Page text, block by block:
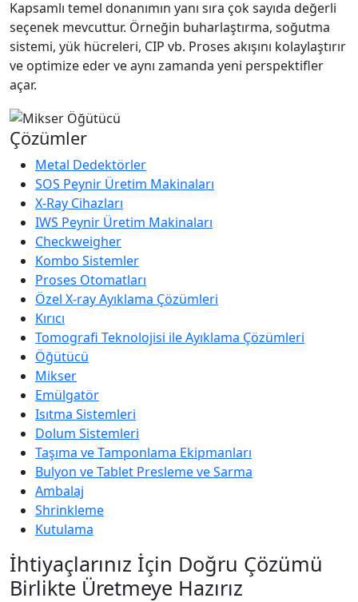
Kapsamlı temel donanımın yanı sıra çok sayıda değerli
seçenek mevcuttur. Örneğin buharlaştırma, soğutma
sistemi, yük hücreleri, CIP vb. Proses akışını kolaylaştırır
ve optimize eder ve aynı zamanda yeni perspektifler
açar.
Çözümler
Metal Dedektörler
SOS Peynir Üretim Makinaları
X-Ray Cihazları
IWS Peynir Üretim Makinaları
Checkweigher
Kombo Sistemler
Proses Otomatları
Özel X-ray Ayıklama Çözümleri
Kırıcı
Tomografi Teknolojisi ile Ayıklama Çözümleri
Öğütücü
Mikser
Emülgatör
Isıtma Sistemleri
Dolum Sistemleri
Taşıma ve Tamponlama Ekipmanları
Bulyon ve Tablet Presleme ve Sarma
Ambalaj
Shrinkleme
Kutulama
İhtiyaçlarınız İçin Doğru Çözümü
Birlikte Üretmeye Hazırız